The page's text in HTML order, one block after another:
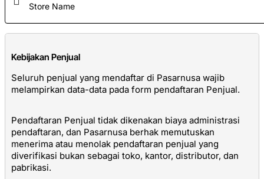
Kebijakan Penjual
Seluruh penjual yang mendaftar di Pasarnusa wajib
melampirkan data-data pada form pendaftaran Penjual.
Pendaftaran Penjual tidak dikenakan biaya administrasi
pendaftaran, dan Pasarnusa berhak memutuskan
menerima atau menolak pendaftaran penjual yang
diverifikasi bukan sebagai toko, kantor, distributor, dan
pabrikasi.